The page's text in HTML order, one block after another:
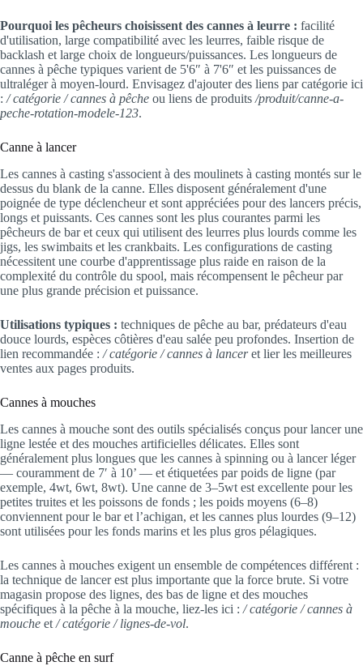
Pourquoi les pêcheurs choisissent des cannes à leurre : facilité
d'utilisation, large compatibilité avec les leurres, faible risque de
backlash et large choix de longueurs/puissances. Les longueurs de
cannes à pêche typiques varient de 5'6″ à 7'6″ et les puissances de
ultraléger à moyen-lourd. Envisagez d'ajouter des liens par catégorie ici
:/ catégorie / cannes à pêche ou liens de produits/produit/canne-a-
peche-rotation-modele-123.
Canne à lancer
Les cannes à casting s'associent à des moulinets à casting montés sur le
dessus du blank de la canne. Elles disposent généralement d'une
poignée de type déclencheur et sont appréciées pour des lancers précis,
longs et puissants. Ces cannes sont les plus courantes parmi les
pêcheurs de bar et ceux qui utilisent des leurres plus lourds comme les
jigs, les swimbaits et les crankbaits. Les configurations de casting
nécessitent une courbe d'apprentissage plus raide en raison de la
complexité du contrôle du spool, mais récompensent le pêcheur par
une plus grande précision et puissance.
Utilisations typiques : techniques de pêche au bar, prédateurs d'eau
douce lourds, espèces côtières d'eau salée peu profondes. Insertion de
lien recommandée : / catégorie / cannes à lanceret lier les meilleures
ventes aux pages produits.
Cannes à mouches
Les cannes à mouche sont des outils spécialisés conçus pour lancer une
ligne lestée et des mouches artificielles délicates. Elles sont
généralement plus longues que les cannes à spinning ou à lancer léger
— couramment de 7′ à 10’ — et étiquetées par poids de ligne (par
exemple, 4wt, 6wt, 8wt). Une canne de 3–5wt est excellente pour les
petites truites et les poissons de fonds ; les poids moyens (6–8)
conviennent pour le bar et l’achigan, et les cannes plus lourdes (9–12)
sont utilisées pour les fonds marins et les plus gros pélagiques.
Les cannes à mouches exigent un ensemble de compétences différent :
la technique de lancer est plus importante que la force brute. Si votre
magasin propose des lignes, des bas de ligne et des mouches
spécifiques à la pêche à la mouche, liez-les ici : / catégorie / cannes à
mouche et / catégorie / lignes-de-vol.
Canne à pêche en surf